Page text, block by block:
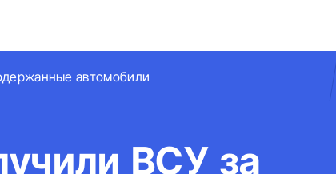
автомобили
ВСУ за